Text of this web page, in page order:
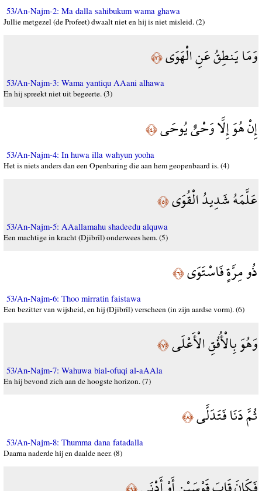
53/An-Najm-2: Ma dalla sahibukum wama ghawa
Jullie metgezel (de Profeet) dwaalt niet en hij is niet misleid. (2)
وَمَا يَنطِقُ عَنِ الْهَوَى﴿٣﴾
53/An-Najm-3: Wama yantiqu AAani alhawa
En hij spreekt niet uit begeerte. (3)
إِنْ هُوَ إِلَّا وَحْيٌ يُوحَى﴿٤﴾
53/An-Najm-4: In huwa illa wahyun yooha
Het is niets anders dan een Openbaring die aan hem geopenbaard is. (4)
عَلَّمَهُ شَدِيدُ الْقُوَى﴿٥﴾
53/An-Najm-5: AAallamahu shadeedu alquwa
Een machtige in kracht (Djibrîl) onderwees hem. (5)
ذُو مِرَّةٍ فَاسْتَوَى﴿٦﴾
53/An-Najm-6: Thoo mirratin faistawa
Een bezitter van wijsheid, en hij (Djibrîl) verscheen (in zijn aardse vorm). (6)
وَهُوَ بِالْأُفُقِ الْأَعْلَى﴿٧﴾
53/An-Najm-7: Wahuwa bial-ofuqi al-aAAla
En hij bevond zich aan de hoogste horizon. (7)
ثُمَّ دَنَا فَتَدَلَّى﴿٨﴾
53/An-Najm-8: Thumma dana fatadalla
Daarna naderde hij en daalde neer. (8)